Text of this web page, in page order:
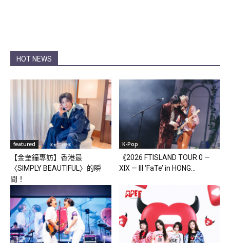
HOT NEWS
featured
【金奎鐘專訪】香港最
〈SIMPLY BEAUTIFUL〉的瞬
間！
K-Pop
《2026 FTISLAND TOUR 0 —
XIX — III ‘FaTe’ in HONG...